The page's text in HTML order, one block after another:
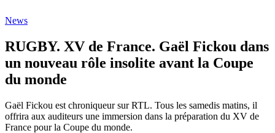
News
RUGBY. XV de France. Gaël Fickou dans
un nouveau rôle insolite avant la Coupe
du monde
Gaël Fickou est chroniqueur sur RTL. Tous les samedis matins, il
offrira aux auditeurs une immersion dans la préparation du XV de
France pour la Coupe du monde.